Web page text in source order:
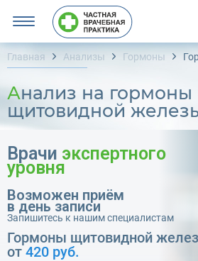
Главная Анализы Гормоны
Анализ на гормоны
щитовидной
Врачи экспертного
уровня
Возможен приём
в день записи
Запишитесь к нашим специалистам
Гормоны щитовидной
от 420 руб.